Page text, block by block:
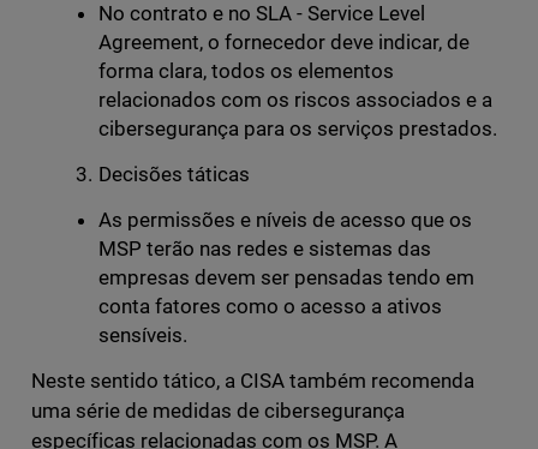
No contrato e no SLA - Service Level
Agreement, o fornecedor deve indicar, de
forma clara, todos os elementos
relacionados com os riscos associados e a
cibersegurança para os serviços prestados.
Decisões táticas
As permissões e níveis de acesso que os
MSP terão nas redes e sistemas das
empresas devem ser pensadas tendo em
conta fatores como o acesso a ativos
sensíveis.
Neste sentido tático, a CISA também recomenda
uma série de medidas de cibersegurança
específicas relacionadas com os MSP. A